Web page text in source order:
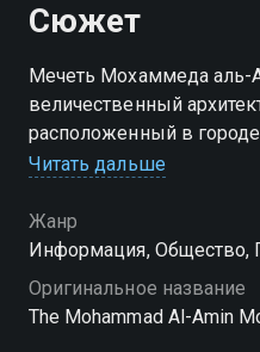
Сюжет
Мечеть Мохаммеда аль-
величественный
расположенный в
крупнейших мечетей в
Читать дальше
Жанр
Информация, Общество,
Оригинальное название
The Mohammad Al-Amin